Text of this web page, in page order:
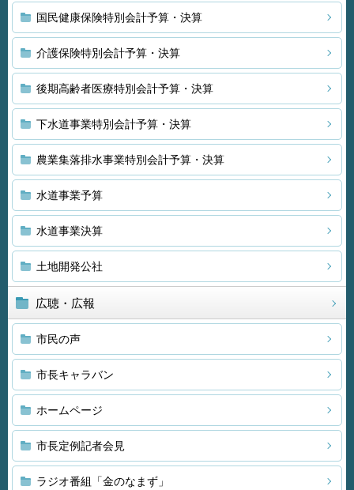
国民健康保険特別会計予算・決算
介護保険特別会計予算・決算
後期高齢者医療特別会計予算・決算
下水道事業特別会計予算・決算
農業集落排水事業特別会計予算・決算
水道事業予算
水道事業決算
土地開発公社
広聴・広報
市民の声
市長キャラバン
ホームページ
市長定例記者会見
ラジオ番組「金のなまず」